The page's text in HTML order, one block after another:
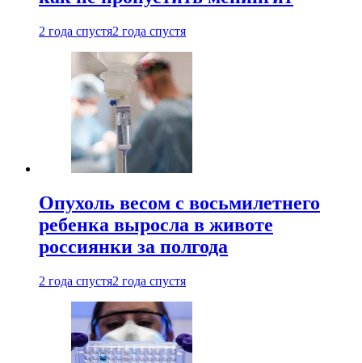
2 года спустя2 года спустя
Опухоль весом с восьмилетнего
ребенка выросла в животе
россиянки за полгода
2 года спустя2 года спустя